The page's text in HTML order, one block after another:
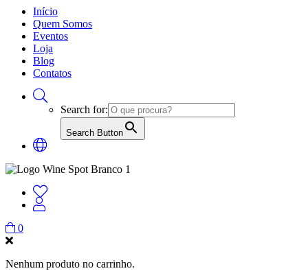
Início
Quem Somos
Eventos
Loja
Blog
Contatos
Search for:
Search Button
0
Nenhum produto no carrinho.